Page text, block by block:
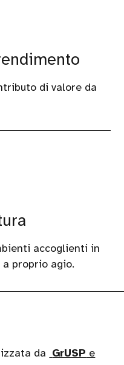
di valore da
accoglienti in
proprio agio.
da GrUSP e